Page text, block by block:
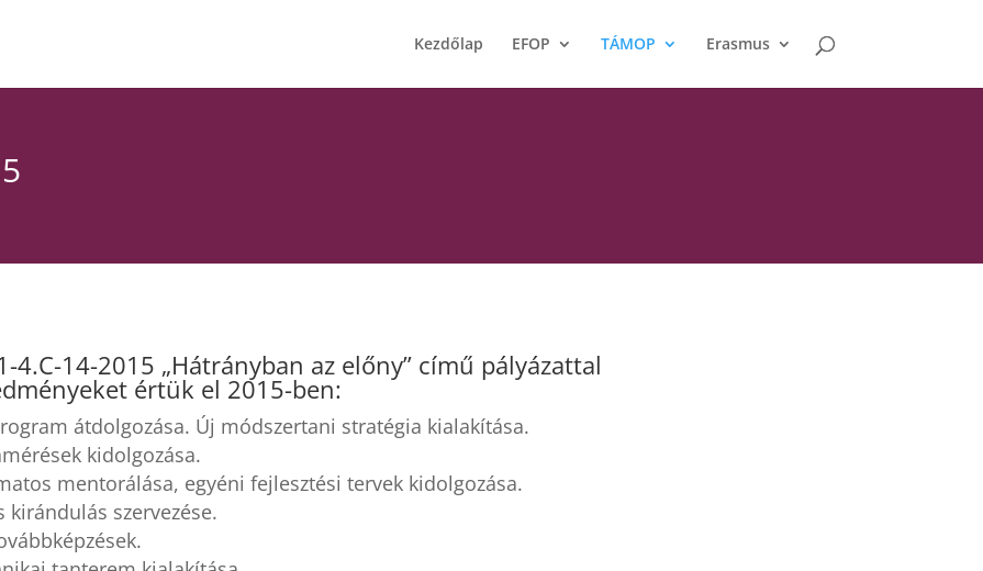
Kezdőlap EFOP TÁMOP Erasmus
4.C-14-2015 „Hátrányban az előny” című pályázattal
értük el 2015-ben:
átdolgozása. Új módszertani stratégia kialakítása.
kidolgozása.
mentorálása, egyéni fejlesztési tervek kidolgozása.
kirándulás szervezése.